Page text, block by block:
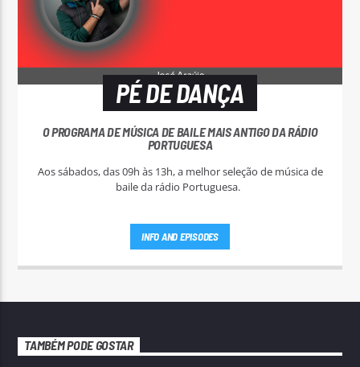
PÉ DE DANÇA
O PROGRAMA DE MÚSICA DE BAILE MAIS ANTIGO DA RÁDIO
PORTUGUESA
Aos sábados, das 09h às 13h, a melhor seleção de música de
INFO AND EPISODES
TAMBÉM PODE GOSTAR